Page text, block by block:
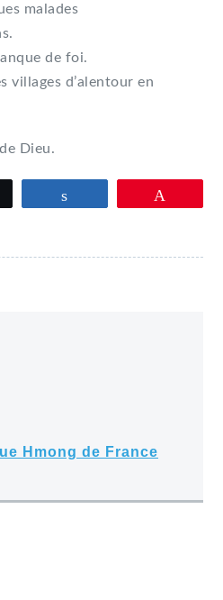
malades
de foi.
villages d’alentour en
Dieu.
Hmong de France